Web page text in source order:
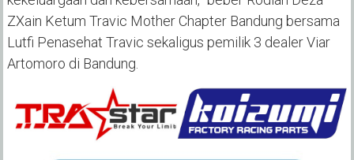
ZXain Ketum Travic Mother Chapter Bandung bersama
Lutfi Penasehat Travic sekaligus pemilik 3 dealer Viar
Artomoro di Bandung.